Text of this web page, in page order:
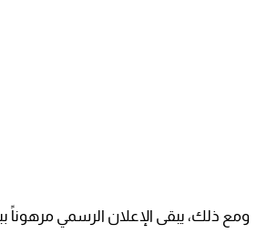
ومع ذلك، يبقى الإعلان الرسمي مرهوناً